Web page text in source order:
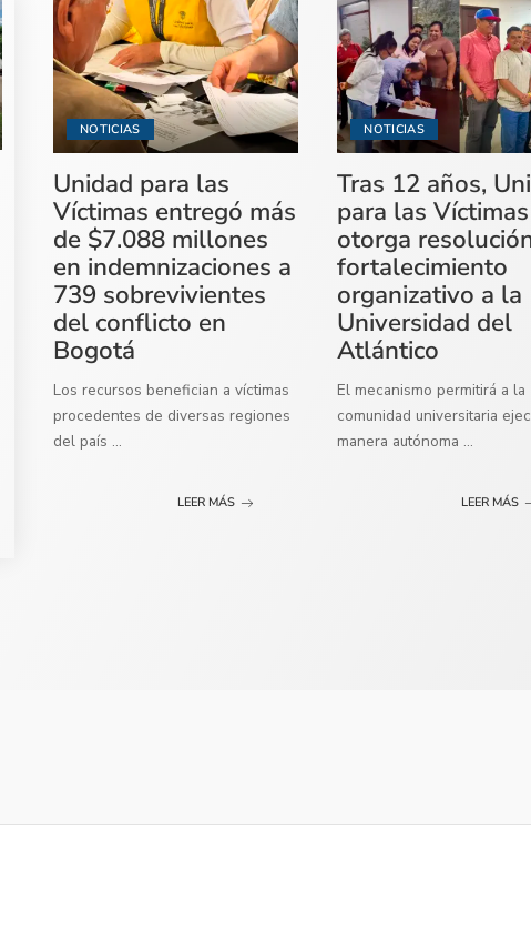
NOTICIAS
Unidad para las
Víctimas entregó más
de $7.088 millones
en indemnizaciones a
739 sobrevivientes
del conflicto en
Bogotá
Los recursos benefician a víctimas
procedentes de diversas regiones
del país ...
LEER MÁS
NOTICIAS
Tras 12 años,
para las Víctimas
otorga
fortalecimiento
organizativo a la
Universidad del
Atlántico
El mecanismo permitirá a la
comunidad universitaria
manera autónoma ...
LEER MÁS